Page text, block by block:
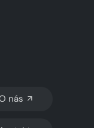
TMAVÝ REŽIM
nás